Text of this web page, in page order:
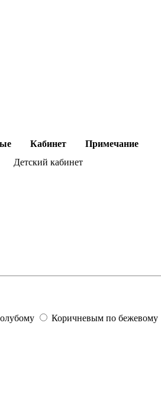
Кабинет
Примечание
Детский кабинет
Коричневым по бежевому